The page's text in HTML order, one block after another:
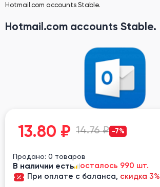
Hotmail.com accounts Stable.
Hotmail.com accounts Stable.
13.80 ₽ 14.76 ₽ -7%
Продано: 0 товаров
В наличии есть
осталось 990 шт.
При оплате с баланса, скидка 3%